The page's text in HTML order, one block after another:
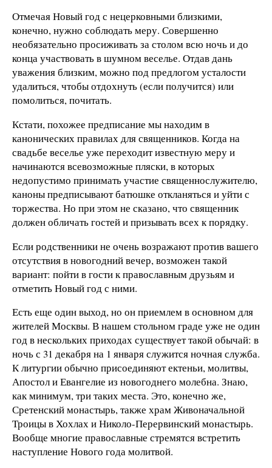
Отмечая Новый год с нецерковными близкими,
конечно, нужно соблюдать меру. Совершенно
необязательно просиживать за столом всю ночь и до
конца участвовать в шумном веселье. Отдав дань
уважения близким, можно под предлогом усталости
удалиться, чтобы отдохнуть (если получится) или
помолиться, почитать.
Кстати, похожее предписание мы находим в
канонических правилах для священников. Когда на
свадьбе веселье уже переходит известную меру и
начинаются всевозможные пляски, в которых
недопустимо принимать участие священнослужителю,
каноны предписывают батюшке откланяться и уйти с
торжества. Но при этом не сказано, что священник
должен обличать гостей и призывать всех к порядку.
Если родственники не очень возражают против вашего
отсутствия в новогодний вечер, возможен такой
вариант: пойти в гости к православным друзьям и
отметить Новый год с ними.
Есть еще один выход, но он приемлем в основном для
жителей Москвы. В нашем стольном граде уже не один
год в нескольких приходах существует такой обычай: в
ночь с 31 декабря на 1 января служится ночная служба.
К литургии обычно присоединяют ектеньи, молитвы,
Апостол и Евангелие из новогоднего молебна. Знаю,
как минимум, три таких места. Это, конечно же,
Сретенский монастырь, также храм Живоначальной
Троицы в Хохлах и Николо-Перервинский монастырь.
Вообще многие православные стремятся встретить
наступление Нового года молитвой.